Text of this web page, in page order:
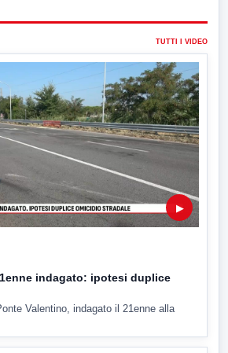
TUTTI I VIDEO
▶
indagato: ipotesi duplice
Valentino, indagato il 21enne alla